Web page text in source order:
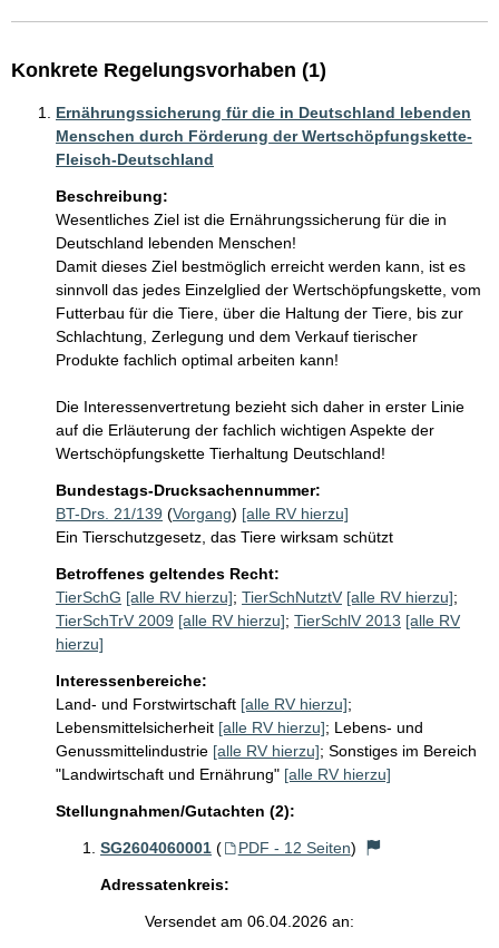
Konkrete Regelungsvorhaben (1)
Ernährungssicherung für die in Deutschland lebenden
Menschen durch Förderung der Wertschöpfungskette-
Fleisch-Deutschland
Beschreibung:
Wesentliches Ziel ist die Ernährungssicherung für die in
Deutschland lebenden Menschen!
Damit dieses Ziel bestmöglich erreicht werden kann, ist es
sinnvoll das jedes Einzelglied der Wertschöpfungskette, vom
Futterbau für die Tiere, über die Haltung der Tiere, bis zur
Schlachtung, Zerlegung und dem Verkauf tierischer
Produkte fachlich optimal arbeiten kann!
Die Interessenvertretung bezieht sich daher in erster Linie
auf die Erläuterung der fachlich wichtigen Aspekte der
Wertschöpfungskette Tierhaltung Deutschland!
Bundestags-Drucksachennummer:
BT-Drs. 21/139 (Vorgang) [alle RV hierzu]
Ein Tierschutzgesetz, das Tiere wirksam schützt
Betroffenes geltendes Recht:
TierSchG [alle RV hierzu]; TierSchNutztV [alle RV hierzu];
TierSchTrV 2009 [alle RV hierzu]; TierSchlV 2013 [alle RV
hierzu]
Interessenbereiche:
Land- und Forstwirtschaft [alle RV hierzu];
Lebensmittelsicherheit [alle RV hierzu]; Lebens- und
Genussmittelindustrie [alle RV hierzu]; Sonstiges im Bereich
"Landwirtschaft und Ernährung" [alle RV hierzu]
Stellungnahmen/Gutachten (2):
SG2604060001 ( PDF - 12 Seiten)
Adressatenkreis:
Versendet am 06.04.2026 an: